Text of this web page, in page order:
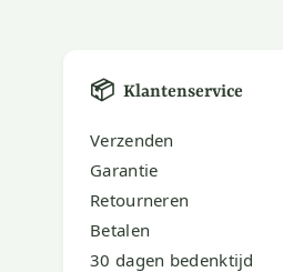
📦 Klantenservice
Verzenden
Garantie
Retourneren
Betalen
30 dagen bedenktijd